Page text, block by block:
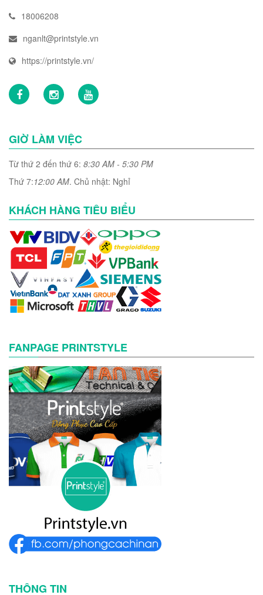
18006208
nganlt@printstyle.vn
https://printstyle.vn/
GIỜ LÀM VIỆC
Từ thứ 2 đến thứ 6: 8:30 AM - 5:30 PM
Thứ 7:12:00 AM. Chủ nhật: Nghỉ
KHÁCH HÀNG TIÊU BIỂU
FANPAGE PRINTSTYLE
THÔNG TIN